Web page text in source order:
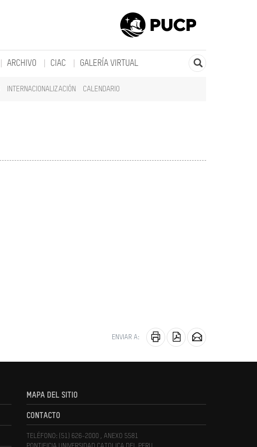
INTERNACIONALIZACIÓN CALENDARIO
ARCHIVO CIAC GALERÍA VIRTUAL
ENVIAR A:
MAPA DEL SITIO
CONTACTO
TELÉFONO: (51) 626-2000 , ANEXO 5581